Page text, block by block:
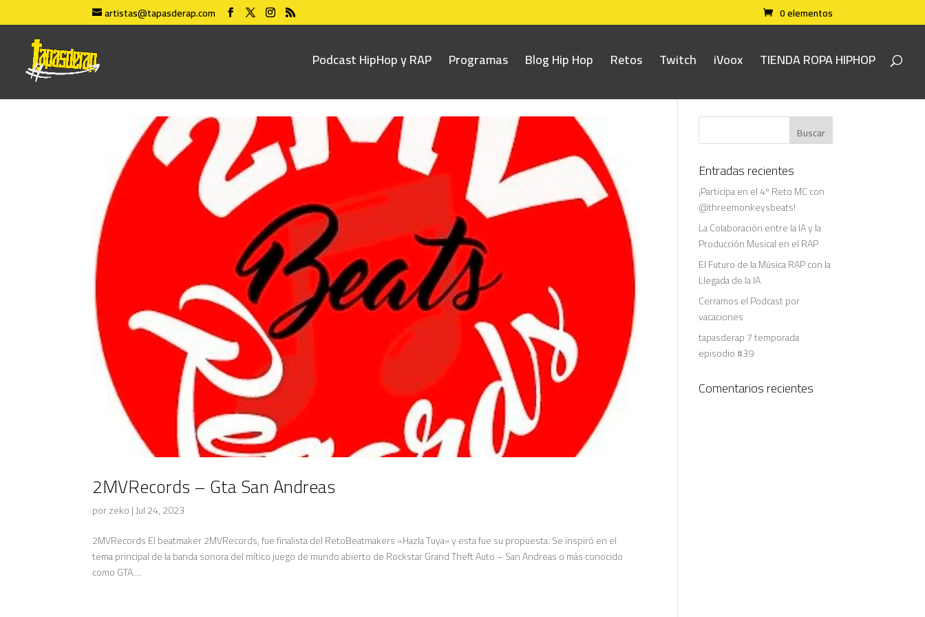
artistas@tapasderap.com 0 elementos
Podcast HipHop y RAP Programas Blog Hip Hop Retos Twitch iVoox TIENDA ROPA HIPHOP
2MVRecords – Gta San Andreas
porzeko|Jul 24, 2023
2MVRecords El beatmaker 2MVRecords, fue finalista del RetoBeatmakers «Hazla Tuya» y esta fue su propuesta. Se inspiró en el
tema principal de la banda sonora del mítico juego de mundo abierto de Rockstar Grand Theft Auto – San Andreas o más conocido
como GTA....
Entradas recientes
¡Participa en el 4º Reto MC con
@threemonkeysbeats!
La Colaboración entre la IA y la
Producción Musical en el RAP
El Futuro de la Música RAP con la
Llegada de la IA
Cerramos el Podcast por
vacaciones
tapasderap 7 temporada
episodio #39
Comentarios recientes